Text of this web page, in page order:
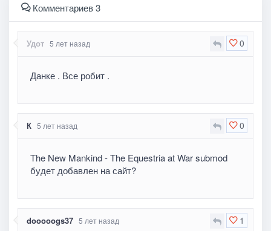
Комментариев 3
0
Удот 5 лет назад
Данке . Все робит .
0
К 5 лет назад
The New Mankind - The Equestria at War submod
будет добавлен на сайт?
1
dooooogs37 5 лет назад